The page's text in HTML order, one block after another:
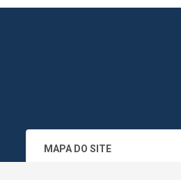
MAPA DO SITE